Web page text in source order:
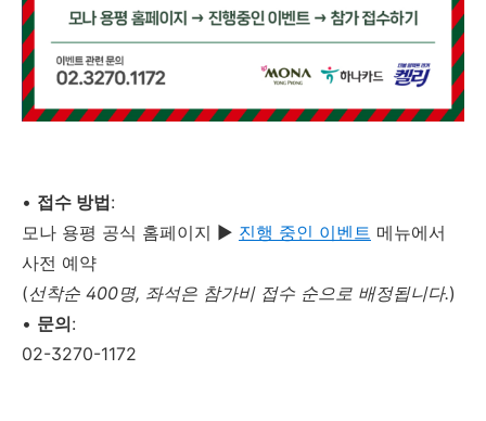
• 접수 방법:
모나 용평 공식 홈페이지 ▶ 진행 중인 이벤트 메뉴에서
사전 예약
(선착순 400명, 좌석은 참가비 접수 순으로 배정됩니다.)
• 문의:
02-3270-1172